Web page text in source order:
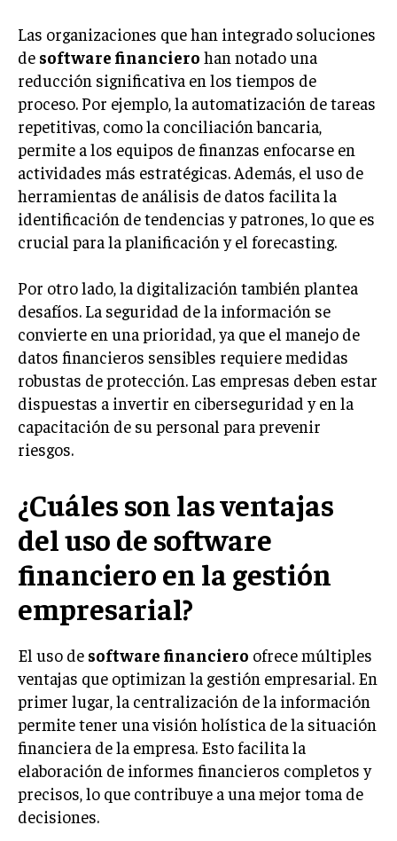
GESTIÓN DE CLIENTES
EMPRENDIMIENTO
INNOVACIÓN EMPRESARIAL
GESTIÓN DEL CAMBIO
LIDERAZGO
HABILIDADES DIRECTIVAS
EMPRENDIMIENTO
PLANIFICACIÓN EMPRESARIAL
FINANZAS
FINANZAS Y CONTABILIDAD
GESTIÓN DE RECURSOS FINANCIEROS
INVERSIONES Y MERCADOS FINANCIEROS
CONTABILIDAD EMPRESARIAL
NEGOCIOS INTERNACIONALES
COMERCIO INTERNACIONAL
EXPANSIÓN GLOBAL
ALIANZAS ESTRATÉGICAS
TECNOLOGIA
SOSTENIBILIDAD Y MEDIO AMBIENTE
GESTIÓN DE LA INNOVACIÓN TECNOLÓGICA
TRANSFORMACIÓN DIGITAL
Las organizaciones que han integrado soluciones
de software financiero han notado una
reducción significativa en los tiempos de
proceso. Por ejemplo, la automatización de tareas
repetitivas, como la conciliación bancaria,
permite a los equipos de finanzas enfocarse en
actividades más estratégicas. Además, el uso de
herramientas de análisis de datos facilita la
identificación de tendencias y patrones, lo que es
crucial para la planificación y el forecasting.
Por otro lado, la digitalización también plantea
desafíos. La seguridad de la información se
convierte en una prioridad, ya que el manejo de
datos financieros sensibles requiere medidas
robustas de protección. Las empresas deben estar
dispuestas a invertir en ciberseguridad y en la
capacitación de su personal para prevenir
riesgos.
¿Cuáles son las ventajas
del uso de software
financiero en la gestión
empresarial?
El uso de software financiero ofrece múltiples
ventajas que optimizan la gestión empresarial. En
primer lugar, la centralización de la información
permite tener una visión holística de la situación
financiera de la empresa. Esto facilita la
elaboración de informes financieros completos y
precisos, lo que contribuye a una mejor toma de
decisiones.